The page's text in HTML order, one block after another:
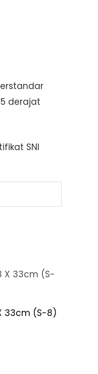
derajat
SNI
33cm (S-8)